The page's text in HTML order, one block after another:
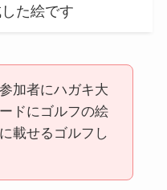
た絵です
加者にハガキ大
ドにゴルフの絵
載せるゴルフし